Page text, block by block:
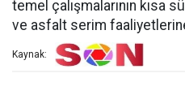
temel çalışmalarının kısa
ve asfalt serim
Kaynak: